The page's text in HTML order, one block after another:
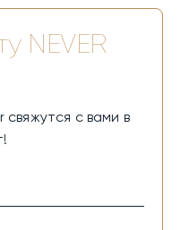
NEVER
с вами в